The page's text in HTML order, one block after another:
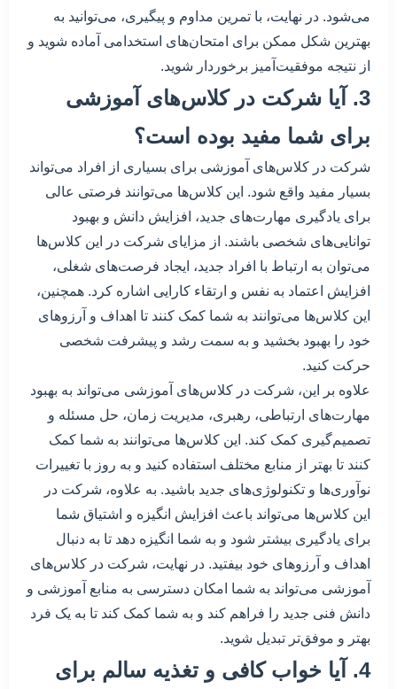
می‌شود. در نهایت، با تمرین مداوم و پیگیری، می‌توانید به
بهترین شکل ممکن برای امتحان‌های استخدامی آماده شوید و
از نتیجه موفقیت‌آمیز برخوردار شوید.
3. آیا شرکت در کلاس‌های آموزشی
برای شما مفید بوده است؟
شرکت در کلاس‌های آموزشی برای بسیاری از افراد می‌تواند
بسیار مفید واقع شود. این کلاس‌ها می‌توانند فرصتی عالی
برای یادگیری مهارت‌های جدید، افزایش دانش و بهبود
توانایی‌های شخصی باشند. از مزایای شرکت در این کلاس‌ها
می‌توان به ارتباط با افراد جدید، ایجاد فرصت‌های شغلی،
افزایش اعتماد به نفس و ارتقاء کارایی اشاره کرد. همچنین،
این کلاس‌ها می‌توانند به شما کمک کنند تا اهداف و آرزوهای
خود را بهبود بخشید و به سمت رشد و پیشرفت شخصی
حرکت کنید.
علاوه بر این، شرکت در کلاس‌های آموزشی می‌تواند به بهبود
مهارت‌های ارتباطی، رهبری، مدیریت زمان، حل مسئله و
تصمیم‌گیری کمک کند. این کلاس‌ها می‌توانند به شما کمک
کنند تا بهتر از منابع مختلف استفاده کنید و به روز با تغییرات
نوآوری‌ها و تکنولوژی‌های جدید باشید. به علاوه، شرکت در
این کلاس‌ها می‌تواند باعث افزایش انگیزه و اشتیاق شما
برای یادگیری بیشتر شود و به شما انگیزه دهد تا به دنبال
اهداف و آرزوهای خود بیفتید. در نهایت، شرکت در کلاس‌های
آموزشی می‌تواند به شما امکان دسترسی به منابع آموزشی و
دانش فنی جدید را فراهم کند و به شما کمک کند تا به یک فرد
بهتر و موفق‌تر تبدیل شوید.
4. آیا خواب کافی و تغذیه سالم برای